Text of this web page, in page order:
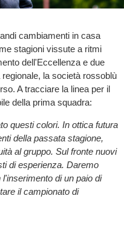
cambiamenti in casa
stagioni vissute a ritmi
dell'Eccellenza e due
la società rossoblù
A tracciare la linea per il
della prima squadra:
questi colori. In ottica futura
della passata stagione,
al gruppo. Sul fronte nuovi
di esperienza. Daremo
di un paio di
il campionato di